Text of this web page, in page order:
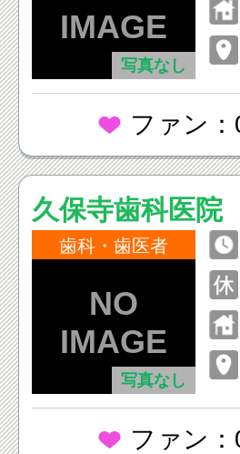
写真なし
ファン：
久保寺歯科医院
歯科・歯医者
写真なし
ファン：